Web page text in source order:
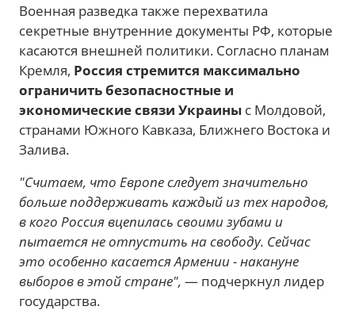
Военная разведка также перехватила
секретные внутренние документы РФ, которые
касаются внешней политики. Согласно планам
Кремля, Россия стремится максимально
ограничить безопасностные и
экономические связи Украины с Молдовой,
странами Южного Кавказа, Ближнего Востока и
Залива.
"Считаем, что Европе следует значительно
больше поддерживать каждый из тех народов,
в кого Россия вцепилась своими зубами и
пытается не отпустить на свободу. Сейчас
это особенно касается Армении - накануне
выборов в этой стране", — подчеркнул лидер
государства.